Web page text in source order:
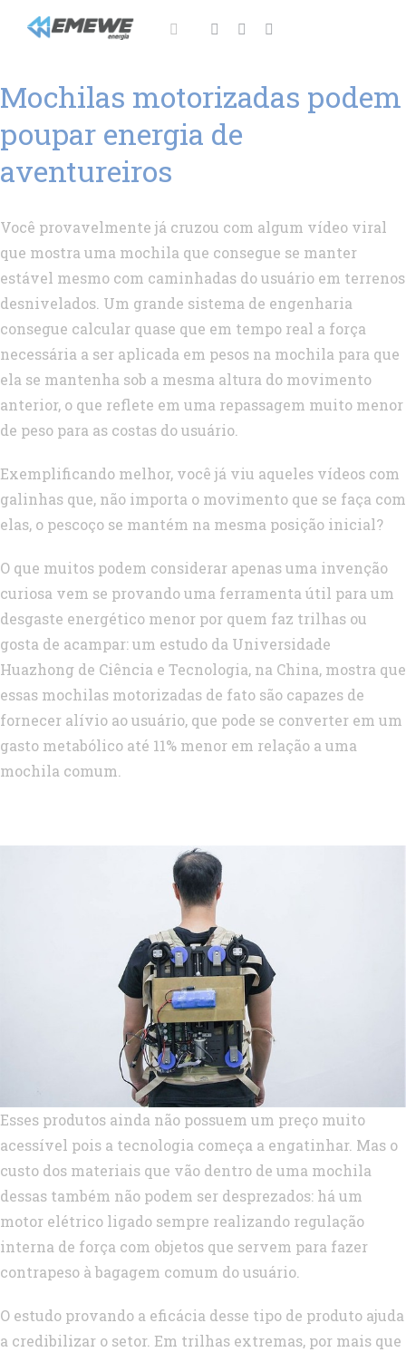
para
conteúdo
Toggle
Notícias
Fale Conosco!
Mochilas motorizadas podem
poupar energia de
aventureiros
Você provavelmente já cruzou com algum vídeo viral
que mostra uma mochila que consegue se manter
estável mesmo com caminhadas do usuário em terrenos
desnivelados. Um grande sistema de engenharia
consegue calcular quase que em tempo real a força
necessária a ser aplicada em pesos na mochila para que
ela se mantenha sob a mesma altura do movimento
anterior, o que reflete em uma repassagem muito menor
de peso para as costas do usuário.
Exemplificando melhor, você já viu aqueles vídeos com
galinhas que, não importa o movimento que se faça com
elas, o pescoço se mantém na mesma posição inicial?
O que muitos podem considerar apenas uma invenção
curiosa vem se provando uma ferramenta útil para um
desgaste energético menor por quem faz trilhas ou
gosta de acampar: um estudo da Universidade
Huazhong de Ciência e Tecnologia, na China, mostra que
essas mochilas motorizadas de fato são capazes de
fornecer alívio ao usuário, que pode se converter em um
gasto metabólico até 11% menor em relação a uma
mochila comum.
Esses produtos ainda não possuem um preço muito
acessível pois a tecnologia começa a engatinhar. Mas o
custo dos materiais que vão dentro de uma mochila
dessas também não podem ser desprezados: há um
motor elétrico ligado sempre realizando regulação
interna de força com objetos que servem para fazer
contrapeso à bagagem comum do usuário.
O estudo provando a eficácia desse tipo de produto ajuda
a credibilizar o setor. Em trilhas extremas, por mais que